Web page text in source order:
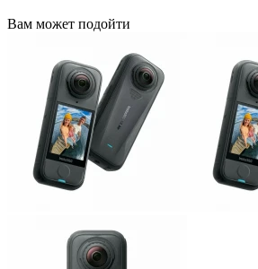
Вам может подойти